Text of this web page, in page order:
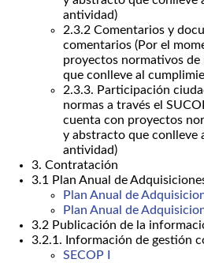
antividad)
2.3.2 Comentarios y
comentarios (Por el
proyectos normativos
que conlleve al
2.3.3. Participación
normas a través el
cuenta con proyectos
y abstracto que conlleve
antividad)
3. Contratación
3.1 Plan Anual de
Plan Anual de
Plan Anual de
3.2 Publicación de la
3.2.1. Información de gestión
SECOP I